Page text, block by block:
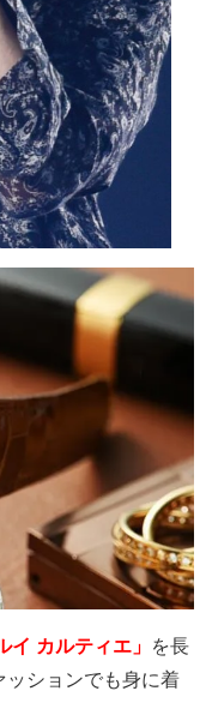
イ カルティエ」
を長
ッションでも身に着